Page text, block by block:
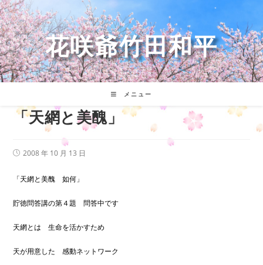
コ
ン
テ
ン
ツ
へ
ス
花咲爺竹田和平
メニュー
「天網と美醜」
投
開
2008 年 10 月 13 日
「天網と美醜 如何」
貯徳問答講の第４題 問答中です
天網とは 生命を活かすため
天が用意した 感動ネットワーク